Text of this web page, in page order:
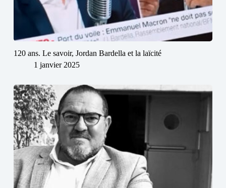
120 ans. Le savoir, Jordan Bardella et la laïcité
1 janvier 2025